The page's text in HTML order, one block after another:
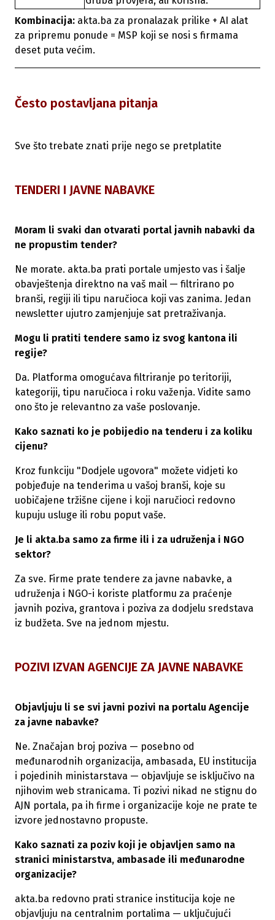
Kombinacija: akta.ba za pronalazak prilike + AI alat
za pripremu ponude = MSP koji se nosi s firmama
deset puta većim.
Često postavljana pitanja
Sve što trebate znati prije nego se pretplatite
TENDERI I JAVNE NABAVKE
Moram li svaki dan otvarati portal javnih nabavki da
ne propustim tender?
Ne morate. akta.ba prati portale umjesto vas i šalje
obavještenja direktno na vaš mail — filtrirano po
branši, regiji ili tipu naručioca koji vas zanima. Jedan
newsletter ujutro zamjenjuje sat pretraživanja.
Mogu li pratiti tendere samo iz svog kantona ili
regije?
Da. Platforma omogućava filtriranje po teritoriji,
kategoriji, tipu naručioca i roku važenja. Vidite samo
ono što je relevantno za vaše poslovanje.
Kako saznati ko je pobijedio na tenderu i za koliku
cijenu?
Kroz funkciju "Dodjele ugovora" možete vidjeti ko
pobjeđuje na tenderima u vašoj branši, koje su
uobičajene tržišne cijene i koji naručioci redovno
kupuju usluge ili robu poput vaše.
Je li akta.ba samo za firme ili i za udruženja i NGO
sektor?
Za sve. Firme prate tendere za javne nabavke, a
udruženja i NGO-i koriste platformu za praćenje
javnih poziva, grantova i poziva za dodjelu sredstava
iz budžeta. Sve na jednom mjestu.
POZIVI IZVAN AGENCIJE ZA JAVNE NABAVKE
Objavljuju li se svi javni pozivi na portalu Agencije
za javne nabavke?
Ne. Značajan broj poziva — posebno od
međunarodnih organizacija, ambasada, EU institucija
i pojedinih ministarstava — objavljuje se isključivo na
njihovim web stranicama. Ti pozivi nikad ne stignu do
AJN portala, pa ih firme i organizacije koje ne prate te
izvore jednostavno propuste.
Kako saznati za poziv koji je objavljen samo na
stranici ministarstva, ambasade ili međunarodne
organizacije?
akta.ba redovno prati stranice institucija koje ne
objavljuju na centralnim portalima — uključujući